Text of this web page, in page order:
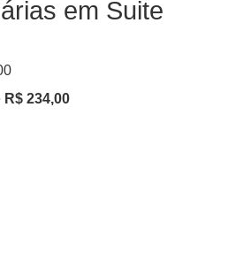
em Suite
R$ 234,00